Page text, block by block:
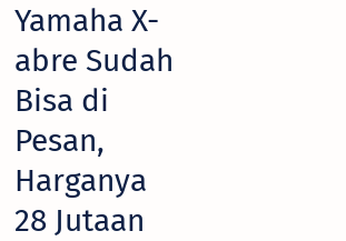
Yamaha X-
abre Sudah
Bisa di
Pesan,
Harganya
28 Jutaan